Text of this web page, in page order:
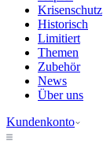
Krisenschutz
Historisch
Limitiert
Themen
Zubehör
News
Über uns
Kundenkonto